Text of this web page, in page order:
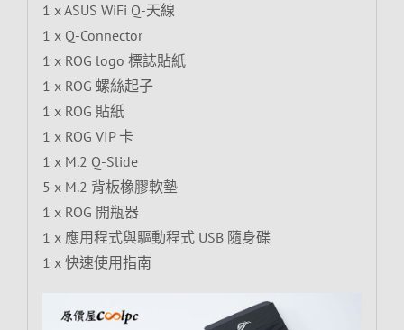
1 x ASUS WiFi Q-天線
1 x Q-Connector
1 x ROG logo 標誌貼紙
1 x ROG 螺絲起子
1 x ROG 貼紙
1 x ROG VIP 卡
1 x M.2 Q-Slide
5 x M.2 背板橡膠軟墊
1 x ROG 開瓶器
1 x 應用程式與驅動程式 USB 隨身碟
1 x 快速使用指南